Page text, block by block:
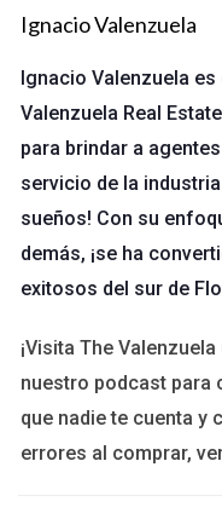
varían según la
Costos de
mantenimiento de
rápidamente.
Cargos de
comunidad, es
incluyen en el
Costos de
de lo que uno
adicionales.
Entender estos costos
con su agente
Valenzuela Real Estate
de compra exitosa.
Valenzuela
Ignacio Valenzuela
Ignacio Valenzuela
Valenzuela Real
para brindar a
servicio de la
sueños! Con su
demás, ¡se ha
exitosos del sur de
¡Visita The
nuestro podcast
que nadie te cuenta y
errores al comprar,